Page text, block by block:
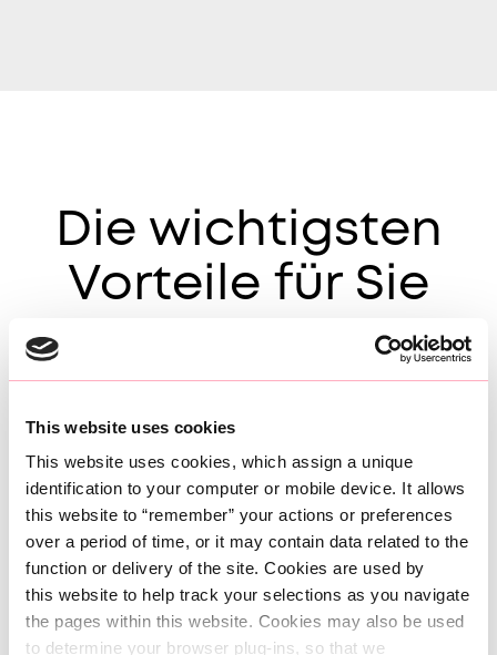
This website uses cookies
This website uses cookies, which assign a unique
identification to your computer or mobile device. It allows
this website to “remember” your actions or preferences
over a period of time, or it may contain data related to the
function or delivery of the site. Cookies are used by
this website to help track your selections as you navigate
the pages within this website. Cookies may also be used
to determine your browser plug-ins, so that we
Die wichtigsten
Vorteile für Sie
Unsere Colocation-Lösungen sind zuverlässig,
sicher und individuell skalierbar. Diese und
Datenspeicherlösungen gerecht zu werden.